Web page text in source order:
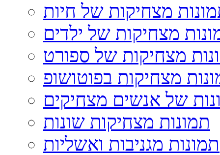
מצחיקות של חיות
מצחיקות של ילדים
מצחיקות של ספורט
מצחיקות בפוטושופ
של אנשים מצחיקים
תמונות מצחיקות שונות
תמונות מגניבות ואשליות